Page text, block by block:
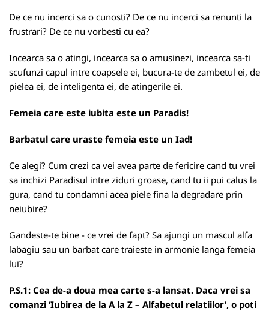
De ce nu incerci sa o cunosti? De ce nu incerci sa renunti la
frustrari? De ce nu vorbesti cu ea?
Incearca sa o atingi, incearca sa o amusinezi, incearca sa-ti
scufunzi capul intre coapsele ei, bucura-te de zambetul ei, de
pielea ei, de inteligenta ei, de atingerile ei.
Femeia care este iubita este un Paradis!
Barbatul care uraste femeia este un Iad!
Ce alegi? Cum crezi ca vei avea parte de fericire cand tu vrei
sa inchizi Paradisul intre ziduri groase, cand tu ii pui calus la
gura, cand tu condamni acea piele fina la degradare prin
neiubire?
Gandeste-te bine - ce vrei de fapt? Sa ajungi un mascul alfa
labagiu sau un barbat care traieste in armonie langa femeia
lui?
P.S.1: Cea de-a doua mea carte s-a lansat. Daca vrei sa
comanzi ‘Iubirea de la A la Z – Alfabetul relatiilor’, o poti